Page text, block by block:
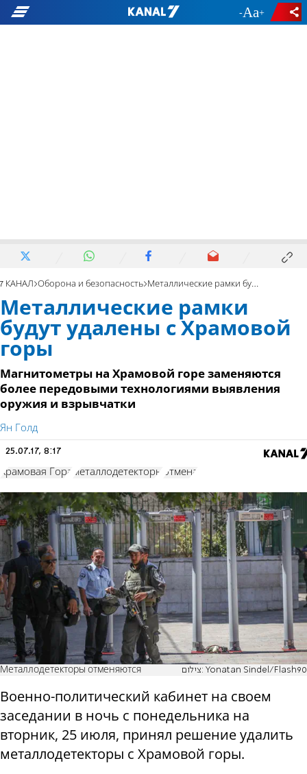
- +
7 КАНАЛ Оборона и безопасность Металлические рамки будут удалены с Храмовой горы
Металлические рамки
будут удалены с Храмовой
горы
Магнитометры на Храмовой горе заменяются
более передовыми технологиями выявления
оружия и взрывчатки
Ян Голд
25.07.17, 8:17
Храмовая Гора металлодетекторы отмена
Металлодетекторы отменяются צילום: Yonatan Sindel/Flash90
Военно-политический кабинет на своем
заседании в ночь с понедельника на
вторник, 25 июля, принял решение удалить
металлодетекторы с Храмовой горы.